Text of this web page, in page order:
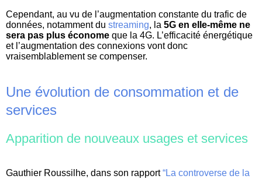
Cependant, au vu de l’augmentation constante du trafic de
données, notamment du streaming, la 5G en elle-même ne
sera pas plus économe que la 4G. L’efficacité énergétique
et l’augmentation des connexions vont donc
vraisemblablement se compenser.
Une évolution de consommation et de
services
Apparition de nouveaux usages et services
Gauthier Roussilhe, dans son rapport“La controverse de la